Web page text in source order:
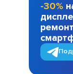
-30%